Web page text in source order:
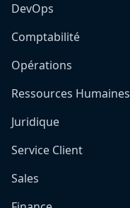
DevOps
Comptabilité
Opérations
Ressources Humaines
Juridique
Service Client
Sales